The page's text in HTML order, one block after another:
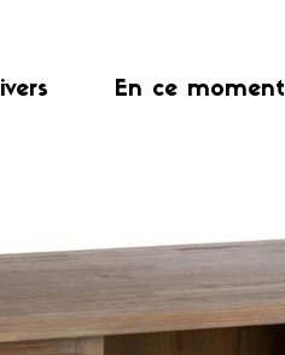
En ce moment